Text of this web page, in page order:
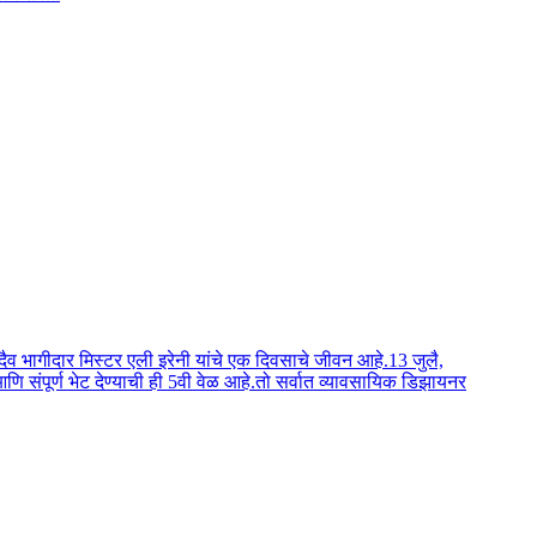
मिस्टर एली इरेनी यांचे एक दिवसाचे जीवन आहे.13 जुलै,
संपूर्ण भेट देण्याची ही 5वी वेळ आहे.तो सर्वात व्यावसायिक डिझायनर